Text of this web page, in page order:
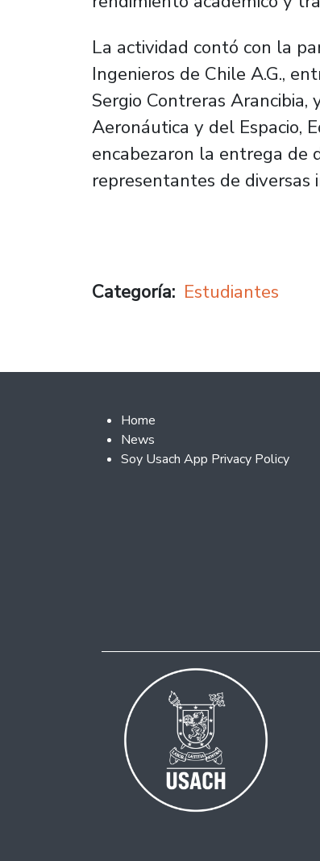
La actividad contó con la
Ingenieros de Chile A.G.,
Sergio Contreras
Aeronáutica y del Espacio,
encabezaron la entrega de
representantes de diversas
Categoría Estudiantes
Footer 2
Home
News
Soy Usach App Privacy Policy